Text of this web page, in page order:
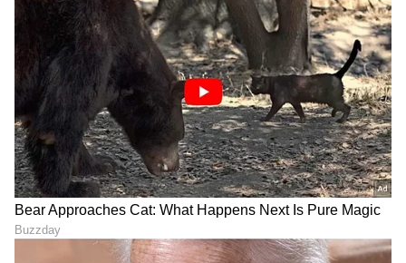
Image Credit : Instagram
ಸಾಮಾಜಿಕ ಜಾಲತಾಣಗಳಲ್ಲಿ ಖುಷಿ ಹಂಚಿಕೊಂಡ ದಂಪತಿ
ಈ ಐತಿಹಾಸಿಕ ಸಾಧನೆ ಬಳಿಕ ದಂಪತಿಗಳು ತಮ್ಮ
ಸಂತೋಷವನ್ನು ಇನ್‌ಸ್ಟಾಗ್ರಾಂನಲ್ಲಿ ಹಂಚಿಕೊಂಡಿದ್ದಾರೆ. ನಾವು
ಅಂದುಕೊಂಡದನ್ನು ಮಾಡಿದ್ದೇವೆ! ಶ್ರೀಲಂಕಾದಿಂದ ಭಾರತಕ್ಕೆ
10 ಗಂಟೆ 45 ನಿಮಿಷಗಳಲ್ಲಿ ಈಜಿದ್ದೇವೆ. ಕಠಿಣ ದಿನವಾಗಿದ್ದರೂ
ಅದ್ಭುತ ಅನುಭವ ಎಂದು ಅವರು ತಮ್ಮ ಪೋಸ್ಟ್‌ನಲ್ಲಿ
ತಿಳಿಸಿದ್ದಾರೆ. ಮತ್ತೊಂದು ಪೋಸ್ಟ್‌ನಲ್ಲಿ, ಈಜು ಕಲಿಯಲು
ಪ್ರಾರಂಭಿಸಿದ ಕೇವಲ ನಾಲ್ಕು ವರ್ಷಗಳಲ್ಲಿ ನಾವು ಇಷ್ಟು ದೂರ